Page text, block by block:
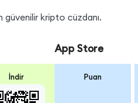
güvenilir kripto cüzdanı.
İndir
App Store
Puan